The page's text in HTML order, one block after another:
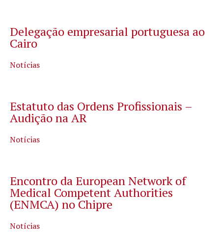
Delegação empresarial portuguesa ao
Cairo
Notícias
Estatuto das Ordens Profissionais –
Audição na AR
Notícias
Encontro da European Network of
Medical Competent Authorities
(ENMCA) no Chipre
Notícias